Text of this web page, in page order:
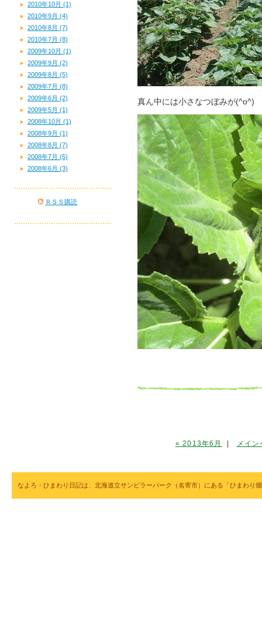
真ん中には小さなつぼみが(^o^)
« 2013年6月 | メイ
2010年10月 (1)
2010年9月 (4)
2010年8月 (7)
2010年7月 (8)
2009年10月 (1)
2009年9月 (2)
2009年8月 (5)
2009年7月 (8)
2009年6月 (2)
2009年5月 (1)
2008年10月 (1)
2008年9月 (1)
2008年8月 (7)
2008年7月 (5)
2008年6月 (3)
ＲＳＳ購読
なよろ・ひまわり日記は、北海道立サンピラーパーク（名寄市）にある「ひまわり